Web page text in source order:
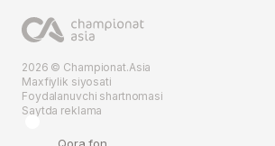
2026 © Championat.Asia
Maxfiylik siyosati
Foydalanuvchi shartnomasi
Saytda reklama